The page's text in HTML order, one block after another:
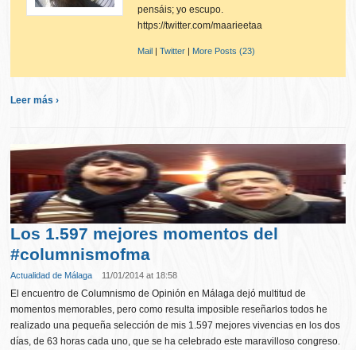
pensáis; yo escupo.
https://twitter.com/maarieetaa
Mail |Twitter | More Posts (23)
Leer más ›
Los 1.597 mejores momentos del
#columnismofma
Actualidad de Málaga 11/01/2014 at 18:58
El encuentro de Columnismo de Opinión en Málaga dejó multitud de
momentos memorables, pero como resulta imposible reseñarlos todos he
realizado una pequeña selección de mis 1.597 mejores vivencias en los dos
días, de 63 horas cada uno, que se ha celebrado este maravilloso congreso.